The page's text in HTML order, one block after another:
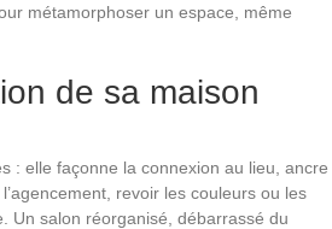
métamorphoser un espace, même
de sa maison
: elle façonne la connexion au lieu, ancre
revoir les couleurs ou les
Un salon réorganisé, débarrassé du